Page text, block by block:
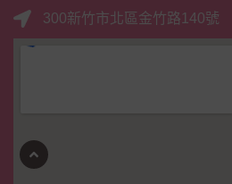
300新竹市北區金竹路140號